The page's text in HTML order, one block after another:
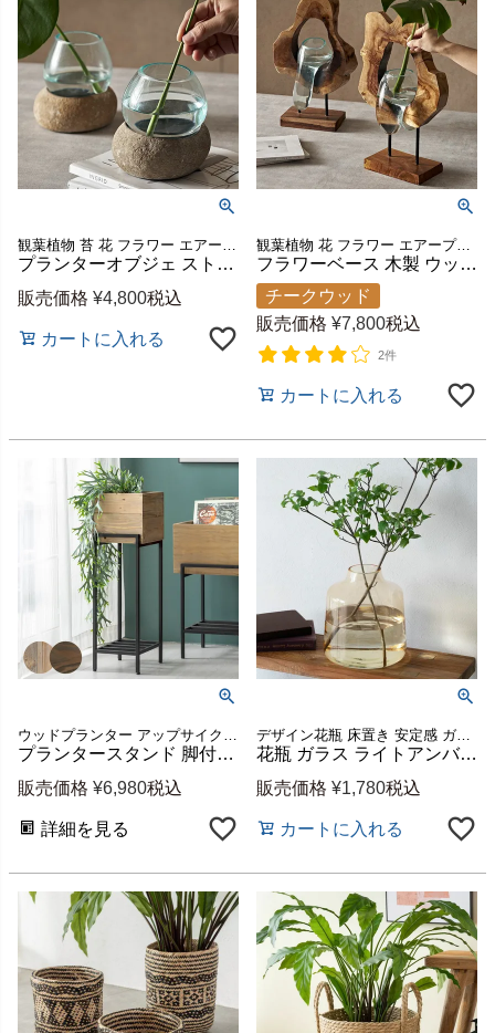
観葉植物 苔 花 フラワー エアープランツ 苔テラリウム 苔リウム コケリウム カフェ レストラン 店舗 ガラス容器 ガラスボウル クリア アンバー 小物入れ 什器 飾り ギフト プレゼント
プランターオブジェ ストーン 石 ガラス オブジェ 約 W 15cm D 12cm H 15cm プランター デコレーション 水槽 水鉢 ボウル ディスプレイ アート 収納 ナチュラル テラリウム 容器 グリーン 園芸 観賞用 おしゃれ 北欧 リゾート 雑貨 インテリア アジアン [14058]
販売価格 ¥4,800税込
カートに入れる
観葉植物 花 フラワー エアープランツ 店舗 レストラン カフェ 花 花生け かびん 造花 ドライフラワー フェイク グリーン アレンジメント ベース リビング 玄関 ギフト プレゼント
フラワーベース 木製 ウッド ガラス 花瓶 花びん 水入れ可 約 H 15～25cm 花器 一輪挿し 花入れ 生花 花入 ディスプレイ 置き物 オブジェ テラリウム 容器 グリーン 園芸 観賞用 おしゃれ 北欧 リゾート 雑貨 インテリア アジアン [14056]
チークウッド
販売価格 ¥7,800税込
2件
カートに入れる
ウッドプランター アップサイクル 天然木 花台 鉢台 観葉植物
プランタースタンド 脚付き アイアン 木製 パイン材 トール 正方形 5号鉢対応 約 W 20cm D 22.8cm H 63.9cm ボタニーク Botanique プランター シェルフ プランターカバー プランターラック フラワースタンド 室内 黒 ブラック おしゃれ 北欧 アジアン家具 [f-51]
販売価格 ¥6,980税込
詳細を見る
デザイン花瓶 床置き 安定感 ガーデン用品 玄関 リビング
花瓶 ガラス ライトアンバー 上径8cm ボトル型 約 W20 × D20 × H21.7 cm フラワーベース 花びん 花器 ガラスベース ガラス花びん 生花 ドライフラワー おしゃれ 北欧 韓国 インテリア アジアン 雑貨 アジアン雑貨 [67098]
販売価格 ¥1,780税込
カートに入れる